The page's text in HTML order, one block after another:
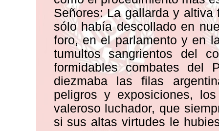
Señores: La gallarda y
sólo había descollado en
foro, en el parlamento y en
tumultos sangrientos del
formidables combates del
diezmaba las filas
peligros y exposiciones,
valeroso luchador, que
si sus altas virtudes le